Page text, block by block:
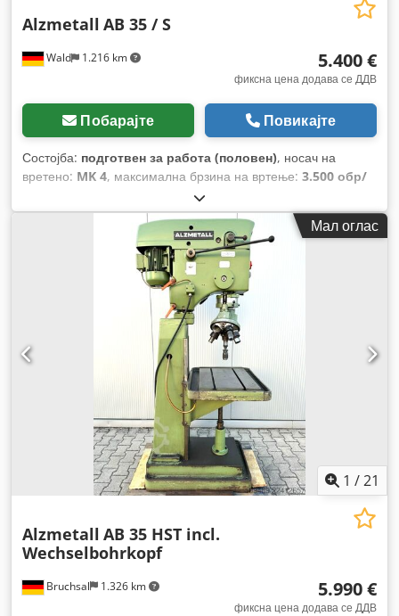
Wald 1.216 km
Alzmetall AB 35 / S
5.400 €
фиксна цена додава се ДДВ
Побарајте Повикајте
Состојба: подготвен за работа (половен), носач на
вретено: MK 4, максимална брзина на вртење: 3.500 обр/
, ротациона брзина (мин.):
грлото:300 мм,
Мал оглас
1 /21
Bruchsal 1.326 km
Alzmetall AB 35 HST incl.
Wechselbohrkopf
5.990 €
фиксна цена додава се ДДВ